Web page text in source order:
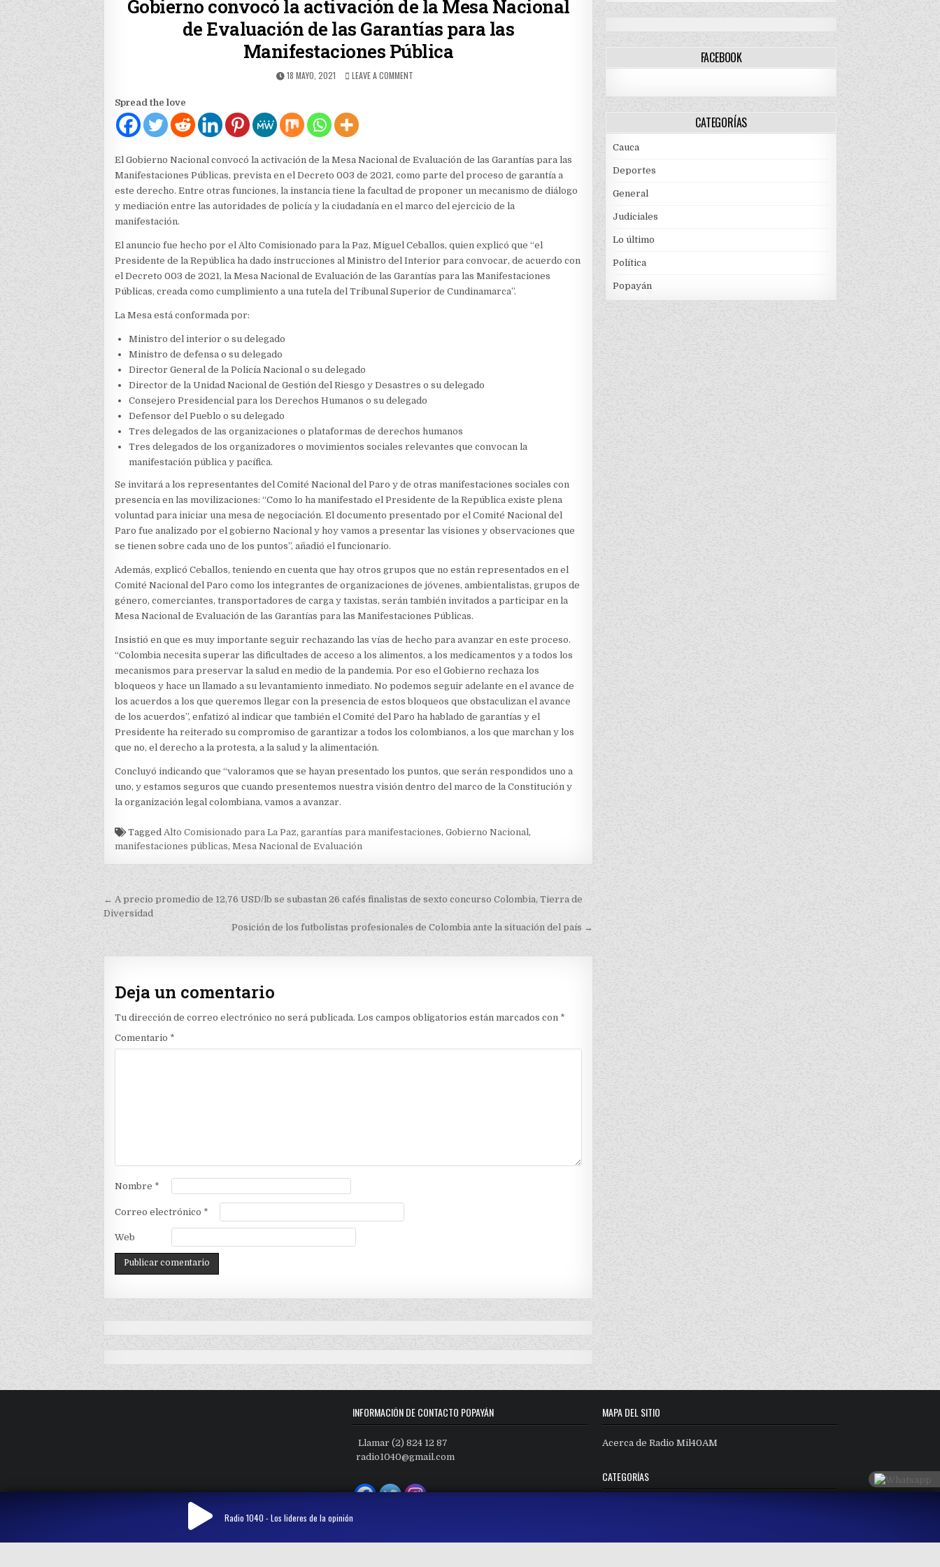
Gobierno convocó la activación de la Mesa Nacional
de Evaluación de las Garantías para las
Manifestaciones Pública
PUBLISHED
18 MAYO, 2021 LEAVE A COMMENT
MESA
NACIONAL
DE
EVALUACIÓN
DE
PARA
MANIFESTACIONES
PÚBLICA
Spread the love
El Gobierno Nacional convocó la activación de la Mesa Nacional de Evaluación de las Garantías para las
Manifestaciones Públicas, prevista en el Decreto 003 de 2021, como parte del proceso de garantía a
este derecho. Entre otras funciones, la instancia tiene la facultad de proponer un mecanismo de diálogo
y mediación entre las autoridades de policía y la ciudadanía en el marco del ejercicio de la
manifestación.
El anuncio fue hecho por el Alto Comisionado para la Paz, Miguel Ceballos, quien explicó que “el
Presidente de la República ha dado instrucciones al Ministro del Interior para convocar, de acuerdo con
el Decreto 003 de 2021, la Mesa Nacional de Evaluación de las Garantías para las Manifestaciones
Públicas, creada como cumplimiento a una tutela del Tribunal Superior de Cundinamarca”.
La Mesa está conformada por:
Ministro del interior o su delegado
Ministro de defensa o su delegado
Director General de la Policía Nacional o su delegado
Director de la Unidad Nacional de Gestión del Riesgo y Desastres o su delegado
Consejero Presidencial para los Derechos Humanos o su delegado
Defensor del Pueblo o su delegado
Tres delegados de las organizaciones o plataformas de derechos humanos
Tres delegados de los organizadores o movimientos sociales relevantes que convocan la
manifestación pública y pacífica.
Se invitará a los representantes del Comité Nacional del Paro y de otras manifestaciones sociales con
presencia en las movilizaciones: “Como lo ha manifestado el Presidente de la República existe plena
voluntad para iniciar una mesa de negociación. El documento presentado por el Comité Nacional del
Paro fue analizado por el gobierno Nacional y hoy vamos a presentar las visiones y observaciones que
se tienen sobre cada uno de los puntos”, añadió el funcionario.
Además, explicó Ceballos, teniendo en cuenta que hay otros grupos que no están representados en el
Comité Nacional del Paro como los integrantes de organizaciones de jóvenes, ambientalistas, grupos de
género, comerciantes, transportadores de carga y taxistas, serán también invitados a participar en la
Mesa Nacional de Evaluación de las Garantías para las Manifestaciones Públicas.
Insistió en que es muy importante seguir rechazando las vías de hecho para avanzar en este proceso.
“Colombia necesita superar las dificultades de acceso a los alimentos, a los medicamentos y a todos los
mecanismos para preservar la salud en medio de la pandemia. Por eso el Gobierno rechaza los
bloqueos y hace un llamado a su levantamiento inmediato. No podemos seguir adelante en el avance de
los acuerdos a los que queremos llegar con la presencia de estos bloqueos que obstaculizan el avance
de los acuerdos”, enfatizó al indicar que también el Comité del Paro ha hablado de garantías y el
Presidente ha reiterado su compromiso de garantizar a todos los colombianos, a los que marchan y los
que no, el derecho a la protesta, a la salud y la alimentación.
Concluyó indicando que “valoramos que se hayan presentado los puntos, que serán respondidos uno a
uno, y estamos seguros que cuando presentemos nuestra visión dentro del marco de la Constitución y
la organización legal colombiana, vamos a avanzar.
TaggedAlto Comisionado para La Paz,garantías para manifestaciones,Gobierno Nacional,
manifestaciones públicas,Mesa Nacional de Evaluación
Navegación
de
← A precio promedio de 12,76 USD/lb se subastan 26 cafés finalistas de sexto concurso Colombia, Tierra de
Diversidad
Posición de los futbolistas profesionales de Colombia ante la situación del país →
Deja un comentario
Tu dirección de correo electrónico no será publicada. Los campos obligatorios están marcados con *
Comentario *
Nombre *
Correo electrónico *
Web
FACEBOOK
CATEGORÍAS
Cauca
Deportes
General
Judiciales
Lo último
Política
Popayán
INFORMACIÓN DE CONTACTO POPAYÁN
Llamar (2) 824 12 87
radio1040@gmail.com
MAPA DEL SITIO
Acerca de Radio Mil40AM
CATEGORÍAS
Radio 1040 - Los lideres de la opinión